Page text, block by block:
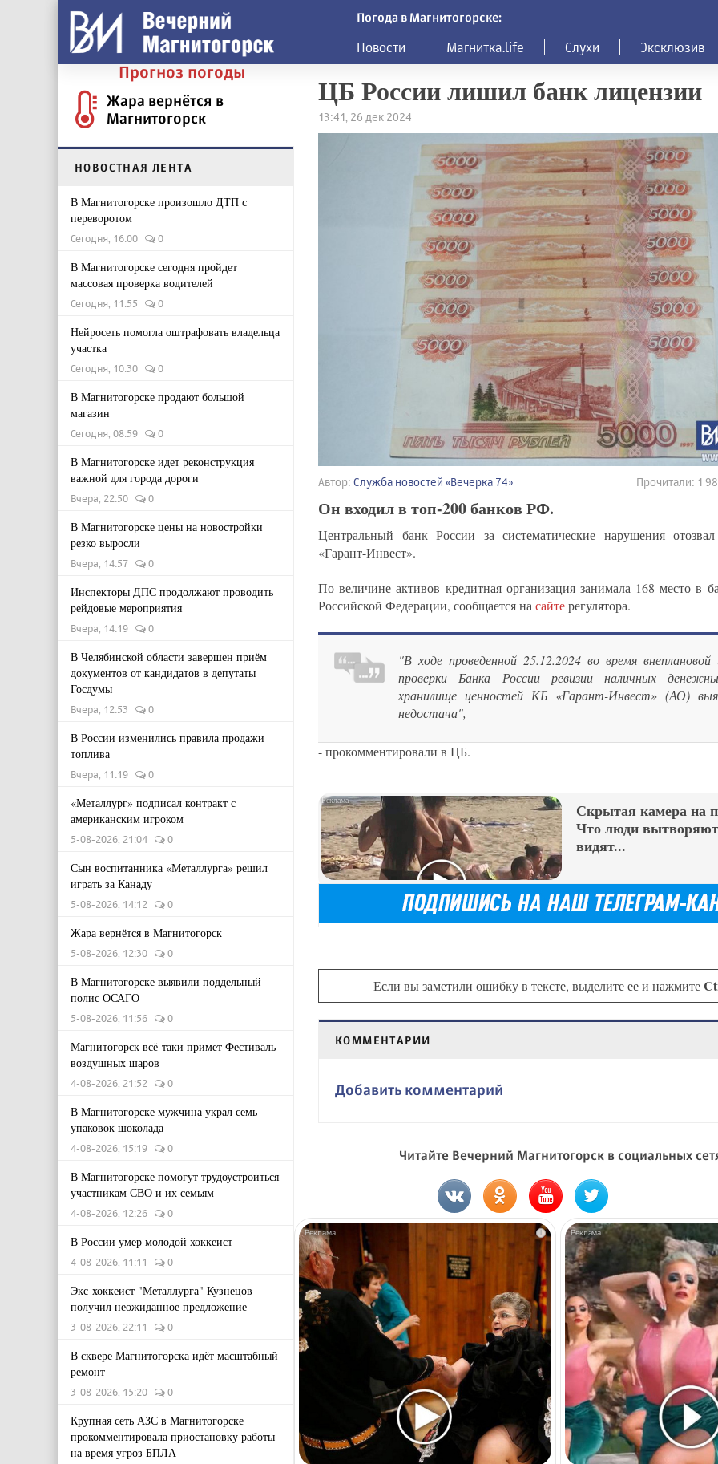
Погода в Магнитогорске:
Новости Магнитка.life Слухи Эксклюзив
Прогноз погоды
Жара вернётся в
Магнитогорск
НОВОСТНАЯ ЛЕНТА
В Магнитогорске произошло ДТП с
переворотом
Сегодня, 16:00 0
В Магнитогорске сегодня пройдет
массовая проверка водителей
Сегодня, 11:55 0
Нейросеть помогла оштрафовать владельца
участка
Сегодня, 10:30 0
В Магнитогорске продают большой
магазин
Сегодня, 08:59 0
В Магнитогорске идет реконструкция
важной для города дороги
Вчера, 22:50 0
В Магнитогорске цены на новостройки
резко выросли
Вчера, 14:57 0
Инспекторы ДПС продолжают проводить
рейдовые мероприятия
Вчера, 14:19 0
В Челябинской области завершен приём
документов от кандидатов в депутаты
Госдумы
Вчера, 12:53 0
В России изменились правила продажи
топлива
Вчера, 11:19 0
«Металлург» подписал контракт с
американским игроком
5-08-2026, 21:04 0
Сын воспитанника «Металлурга» решил
играть за Канаду
5-08-2026, 14:12 0
Жара вернётся в Магнитогорск
5-08-2026, 12:30 0
В Магнитогорске выявили поддельный
полис ОСАГО
5-08-2026, 11:56 0
Магнитогорск всё-таки примет Фестиваль
воздушных шаров
4-08-2026, 21:52 0
В Магнитогорске мужчина украл семь
упаковок шоколада
4-08-2026, 15:19 0
В Магнитогорске помогут трудоустроиться
участникам СВО и их семьям
4-08-2026, 12:26 0
В России умер молодой хоккеист
4-08-2026, 11:11 0
Экс-хоккеист "Металлурга" Кузнецов
получил неожиданное предложение
3-08-2026, 22:11 0
В сквере Магнитогорска идёт масштабный
ремонт
3-08-2026, 15:20 0
Крупная сеть АЗС в Магнитогорске
прокомментировала приостановку работы
на время угроз БПЛА
ЦБ России лишил банк лицензии
13:41, 26 дек 2024
Автор: Служба новостей «Вечерка 74» Прочитали: 1
Он входил в топ-200 банков РФ.
Центральный банк России за систематические нарушения
«Гарант-Инвест».
По величине активов кредитная организация занимала 168 место в
Российской Федерации, сообщается насайтерегулятора.
"В ходе проведенной 25.12.2024 во время внеплановой
проверки Банка России ревизии наличных
хранилище ценностей КБ «Гарант-Инвест» (АО)
недостача",
- прокомментировали в ЦБ.
Скрытая камера на
Что люди
видят...
Если вы заметили ошибку в тексте, выделите ее и нажмите
КОММЕНТАРИИ
Добавить комментарий
Читайте Вечерний Магнитогорск в социальных
i